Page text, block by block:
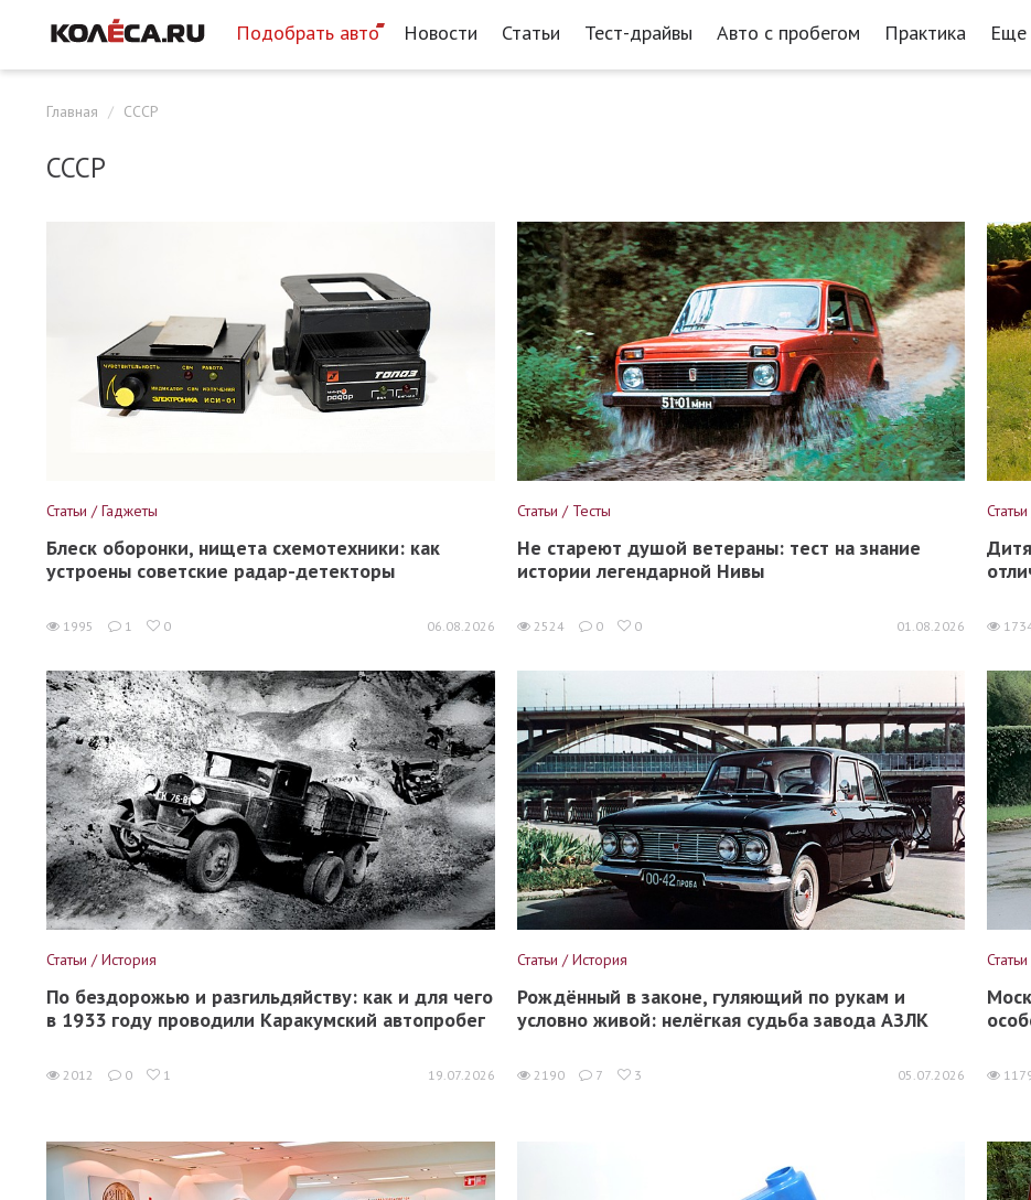
Подобрать авто Новости Статьи Тест-драйвы Авто с пробегом Практика Еще
Главная СССР
СССР
Статьи / Гаджеты
Блеск оборонки, нищета схемотехники: как
устроены советские радар-детекторы
1995 1 0 06.08.2026
Статьи / Тесты
Не стареют душой ветераны: тест на знание
истории легендарной Нивы
2524 0 0 01.08.2026
Статьи / История
По бездорожью и разгильдяйству: как и для чего
в 1933 году проводили Каракумский автопробег
2012 0 1 19.07.2026
Статьи / История
Рождённый в законе, гуляющий по рукам и
условно живой: нелёгкая судьба завода АЗЛК
2190 7 3 05.07.2026